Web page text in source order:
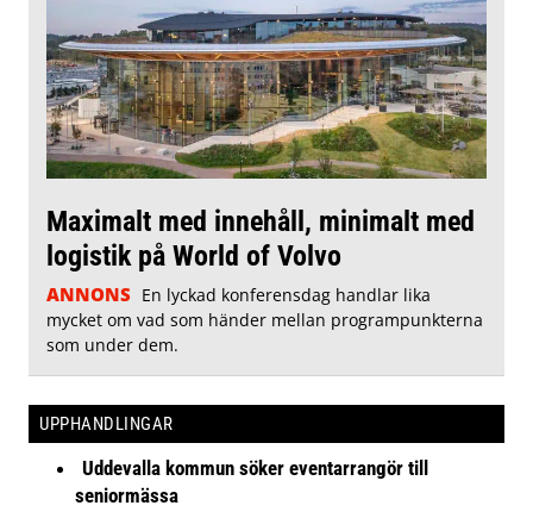
Maximalt med innehåll, minimalt med
logistik på World of Volvo
ANNONS En lyckad konferensdag handlar lika
mycket om vad som händer mellan programpunkterna
som under dem.
UPPHANDLINGAR
Uddevalla kommun söker eventarrangör till
seniormässa